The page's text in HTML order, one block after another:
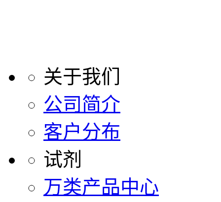
关于我们
公司简介
客户分布
试剂
万类产品中心